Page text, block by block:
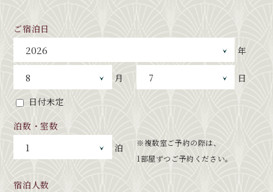
ご宿泊日
年
月
日
日付未定
泊数・室数
泊
※複数室ご予約の際は、
1部屋ずつご予約ください。
宿泊人数